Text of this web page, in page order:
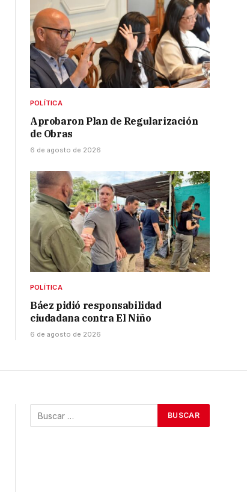
POLÍTICA
Aprobaron Plan de Regularización
de Obras
6 de agosto de 2026
POLÍTICA
Báez pidió responsabilidad
ciudadana contra El Niño
6 de agosto de 2026